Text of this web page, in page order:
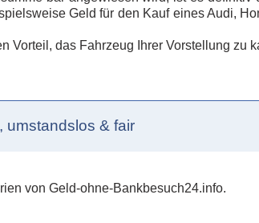
Geld für den Kauf eines Audi,
Vorteil, das Fahrzeug Ihrer Vorstellung zu
umstandslos & fair
von Geld-ohne-Bankbesuch24.info.